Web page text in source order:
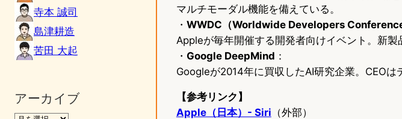
寺本 誠司
島津耕造
苦田 大起
アーカイブ
マルチモーダル機能を備えている。
・ WWDC（Worldwide Developers
Appleが毎年開催する開発者向けイベント。新製
・ Google DeepMind ：
Googleが2014年に買収したAI研究企業。CEOは
【参考リンク】
Apple（日本）- Siri （外部）